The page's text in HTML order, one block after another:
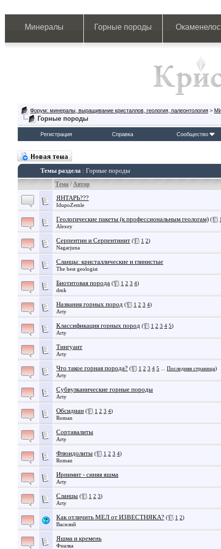
Минералы Горные породы
Форум: минералы, выращивание кристаллов, геология, палеонтология >
Горные породы
Регистрация Справка Сообщество
Темы раздела : Горные породы
Тема /Автор
ЯНТАРЬ???
IdupoZemle
Геологические пакеты (к профессиональным геологам) (
Alexey
Серпентин и Серпентинит ( 1 2)
Nagarjuna
Сланцы: кристаллические и глинистые
The best geologist
Биотитовая порода ( 1 2 3 4)
dmk
Названия горных пород ( 1 2 3 4)
Arty
Классификация горных пород ( 1 2 3 4 5)
Arty
Тингуаит
Arty
Что такое горная порода? ( 1 2 3 4 5 Последняя страница)
Arty
Субвулканические горные породы
Arty
Обсидиан ( 1 2 3 4)
Roman
Сортавалиты
Arty
Флюидолиты ( 1 2 3 4)
Roman
Ирнимит - синяя яшма
Arty
Сланцы ( 1 2 3)
Arty
Как отличить МЕЛ от ИЗВЕСТНЯКА? ( 1 2)
Василий
Яшма и кремень
Фиалка